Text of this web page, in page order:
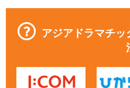
アジアドラマチ